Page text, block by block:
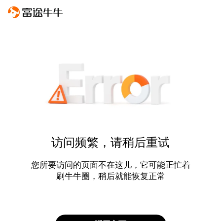
访问频繁，请稍后重试
您所要访问的页面不在这儿，它可能正忙着
刷牛牛圈，稍后就能恢复正常